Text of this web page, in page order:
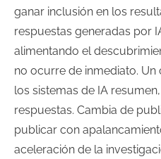
ganar inclusión en los
respuestas generadas por
alimentando el
no ocurre de inmediato.
los sistemas de IA
respuestas. Cambia de
publicar con
aceleración de la